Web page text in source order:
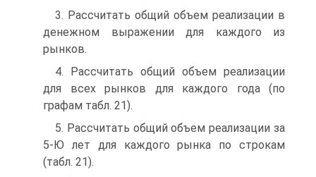
3. Рассчитать общий объем реализации в
денежном выражении для каждого из
рынков.
4. Рассчитать общий объем реализации
для всех рынков для каждого года (по
графам табл. 21).
5. Рассчитать общий объем реализации за
5-Ю лет для каждого рынка по строкам
(табл. 21).